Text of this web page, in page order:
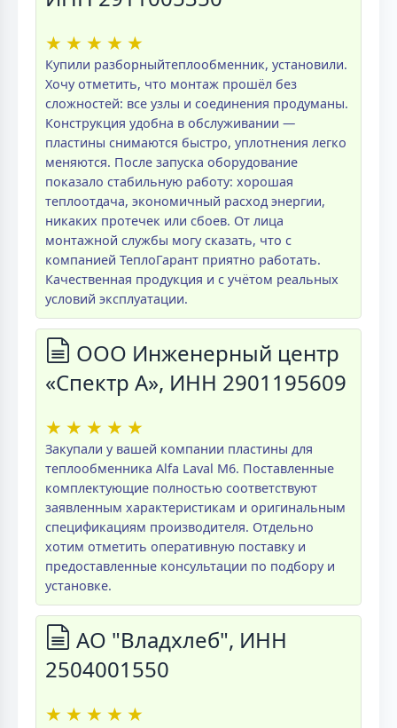
★ ★ ★ ★ ★
Купили разборныйтеплообменник, установили.
Хочу отметить, что монтаж прошёл без
сложностей: все узлы и соединения продуманы.
Конструкция удобна в обслуживании —
пластины снимаются быстро, уплотнения легко
меняются. После запуска оборудование
показало стабильную работу: хорошая
теплоотдача, экономичный расход энергии,
никаких протечек или сбоев. От лица
монтажной службы могу сказать, что с
компанией ТеплоГарант приятно работать.
Качественная продукция и с учётом реальных
условий эксплуатации.
ООО Инженерный центр
«Спектр А», ИНН 2901195609
★ ★ ★ ★ ★
Закупали у вашей компании пластины для
теплообменника Alfa Laval M6. Поставленные
комплектующие полностью соответствуют
заявленным характеристикам и оригинальным
спецификациям производителя. Отдельно
хотим отметить оперативную поставку и
предоставленные консультации по подбору и
установке.
АО "Владхлеб", ИНН
2504001550
★ ★ ★ ★ ★